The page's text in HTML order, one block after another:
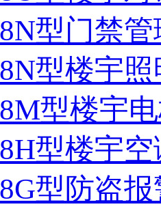
型门禁
型楼宇
型楼宇
型楼宇
型防盗